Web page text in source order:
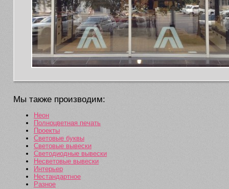
Мы также производим:
Неон
Полноцветная печать
Проекты
Световые буквы
Световые вывески
Светодиодные вывески
Несветовые вывески
Интерьер
Нестандартное
Разное